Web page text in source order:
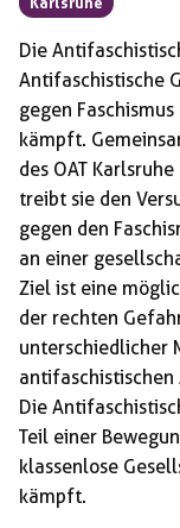
Die
Antifaschistische
gegen
kämpft.
des OAT
treibt sie den
gegen den
an einer
Ziel ist eine
der rechten
unterschiedlicher
antifaschistischen
Die
Teil einer
klassenlose
kämpft.